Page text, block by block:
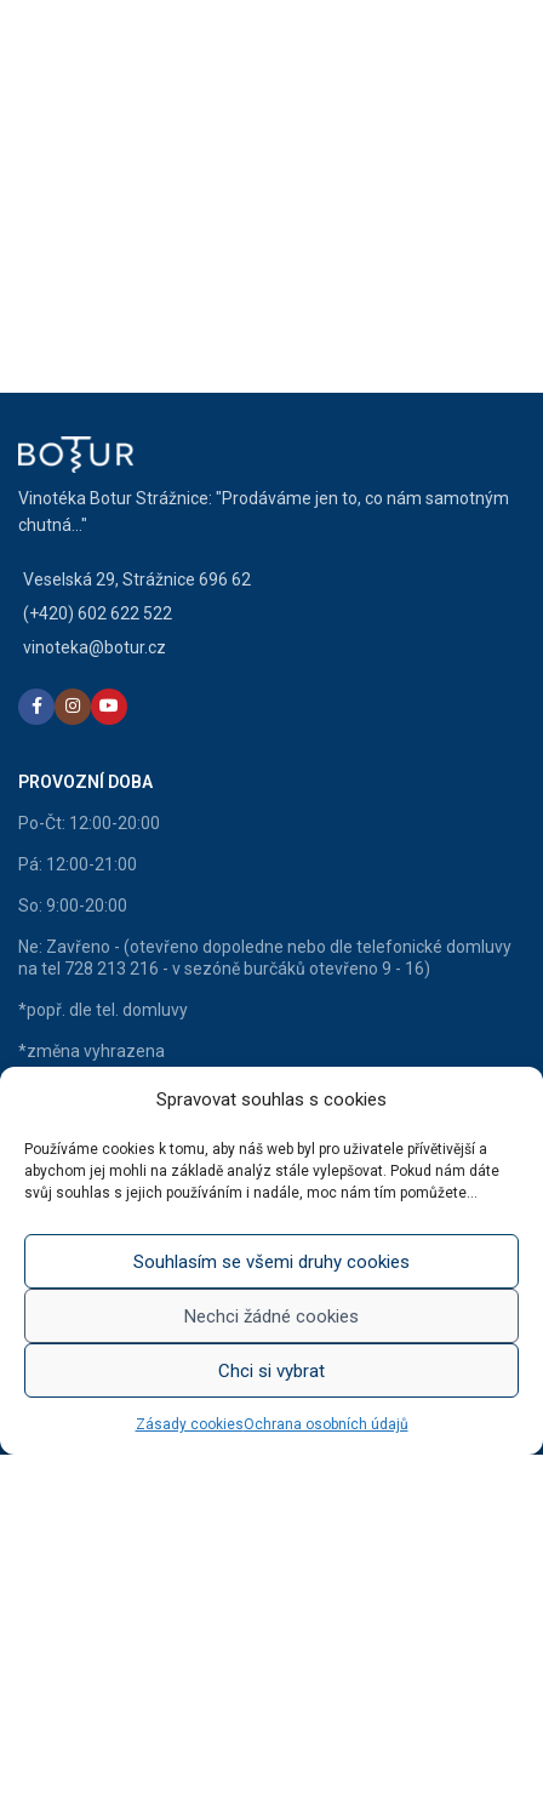
Spravovat souhlas s cookies
Používáme cookies k tomu, aby náš web byl pro uživatele přívětivější a
abychom jej mohli na základě analýz stále vylepšovat. Pokud nám dáte
svůj souhlas s jejich používáním i nadále, moc nám tím pomůžete...
Souhlasím se všemi druhy cookies
Nechci žádné cookies
Chci si vybrat
Zásady cookiesOchrana osobních údajů
Vinotéka Botur Strážnice: "Prodáváme jen to, co nám samotným
chutná..."
Veselská 29, Strážnice 696 62
(+420) 602 622 522
vinoteka@botur.cz
PROVOZNÍ DOBA
Po-Čt: 12:00-20:00
Pá: 12:00-21:00
So: 9:00-20:00
Ne: Zavřeno - (otevřeno dopoledne nebo dle telefonické domluvy
na tel 728 213 216 - v sezóně burčáků otevřeno 9 - 16)
*popř. dle tel. domluvy
*změna vyhrazena
HLAVNÍ KATEGORIE
Lahvové víno
Šumivá vína
Něco na zub
Dárkové balení